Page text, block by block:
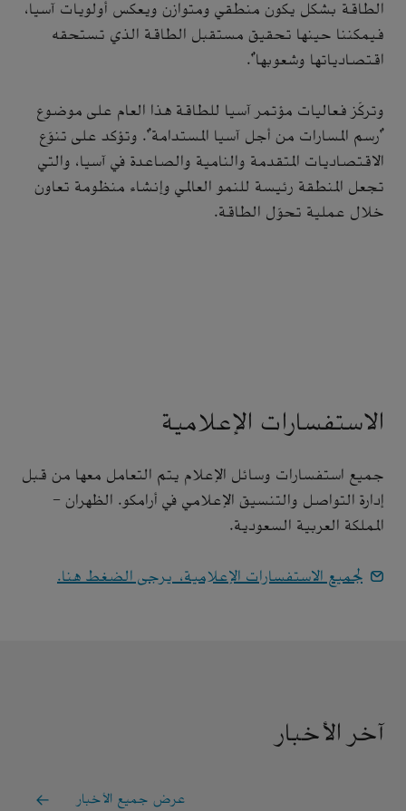
الطاقة بشكل يكون منطقي ومتوازن ويعكس أولويات آسيا،
فيمكننا حينها تحقيق مستقبل الطاقة الذي تستحقه
اقتصادياتها وشعوبها".
وتركّز فعاليات مؤتمر آسيا للطاقة هذا العام على موضوع
"رسم المسارات من أجل آسيا المستدامة". وتؤكد على تنوّع
الاقتصاديات المتقدمة والنامية والصاعدة في آسيا، والتي
تجعل المنطقة رئيسة للنمو العالمي وإنشاء منظومة تعاون
خلال عملية تحوّل الطاقة.
الاستفسارات الإعلامية
جميع استفسارات وسائل الإعلام يتم التعامل معها من قبل
إدارة التواصل والتنسيق الإعلامي في أرامكو. الظهران -
المملكة العربية السعودية.
لجميع الاستفسارات الإعلامية، يرجى الضغط هنا.
آخر الأخبار
عرض جميع الأخبار